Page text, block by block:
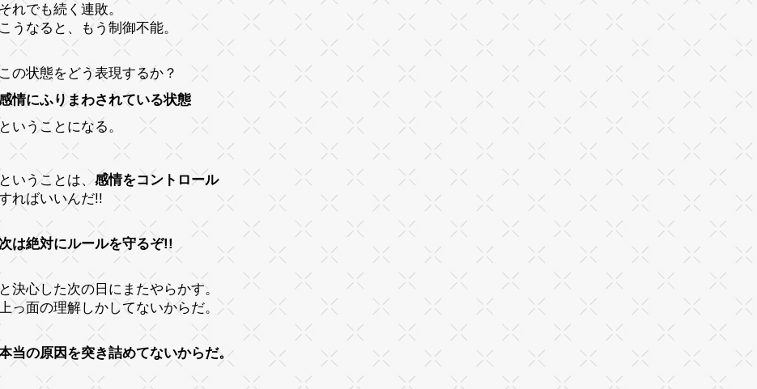
それでも続く連敗。
うなると、もう制御不能。
の状態をどう表現するか？
情にふりまわされている状態
ということになる。
いうことは、感情をコントロール
ればいいんだ!!
次は絶対にルールを守るぞ!!
決心した次の日にまたやらかす。
上っ面の理解しかしてないからだ。
当の原因を突き詰めてないからだ。